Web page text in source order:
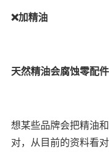
❌加精油
天然精油会腐蚀零配
想某些品牌会把精油
对，从目前的资料看